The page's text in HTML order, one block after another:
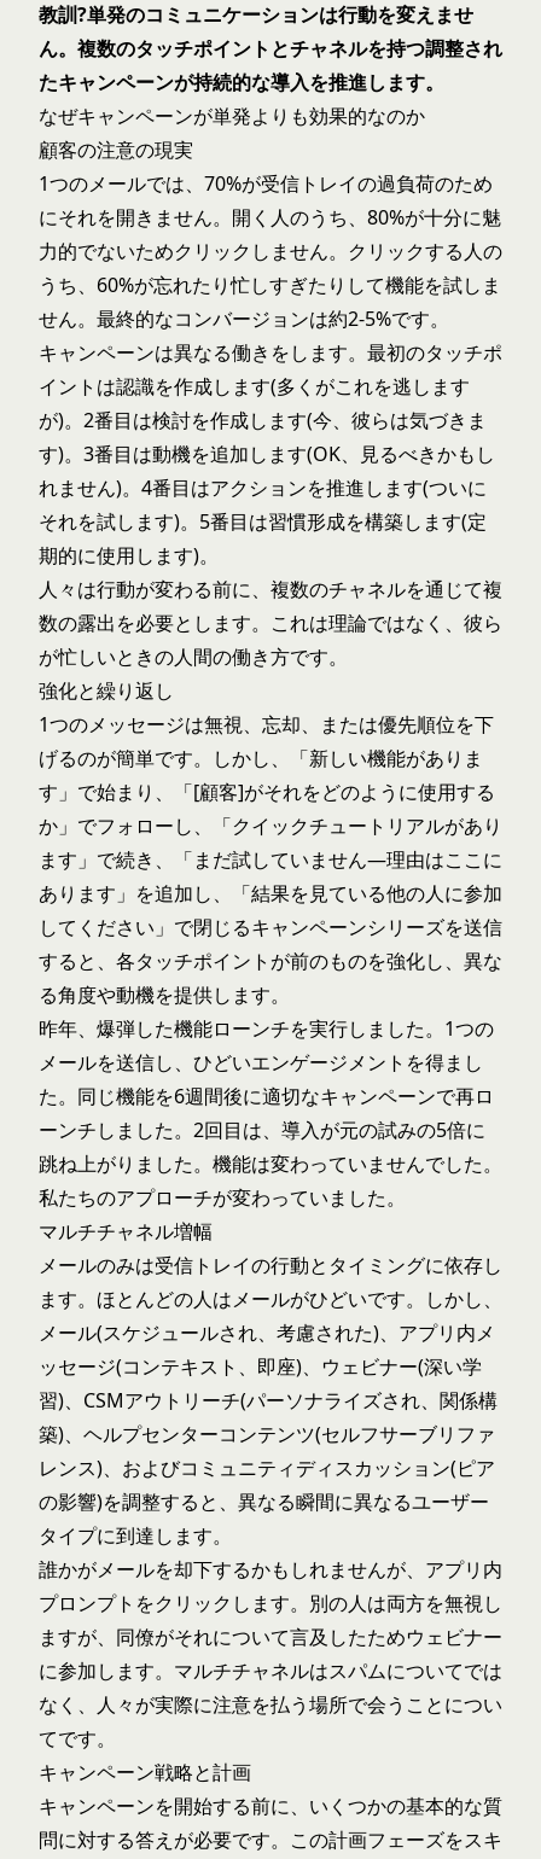
教訓?単発のコミュニケーションは行動を変えませ
ん。複数のタッチポイントとチャネルを持つ調整され
たキャンペーンが持続的な導入を推進します。
なぜキャンペーンが単発よりも効果的なのか
顧客の注意の現実
1つのメールでは、70%が受信トレイの過負荷のため
にそれを開きません。開く人のうち、80%が十分に魅
力的でないためクリックしません。クリックする人の
うち、60%が忘れたり忙しすぎたりして機能を試しま
せん。最終的なコンバージョンは約2-5%です。
キャンペーンは異なる働きをします。最初のタッチポ
イントは認識を作成します(多くがこれを逃します
が)。2番目は検討を作成します(今、彼らは気づきま
す)。3番目は動機を追加します(OK、見るべきかもし
れません)。4番目はアクションを推進します(ついに
それを試します)。5番目は習慣形成を構築します(定
期的に使用します)。
人々は行動が変わる前に、複数のチャネルを通じて複
数の露出を必要とします。これは理論ではなく、彼ら
が忙しいときの人間の働き方です。
強化と繰り返し
1つのメッセージは無視、忘却、または優先順位を下
げるのが簡単です。しかし、「新しい機能がありま
す」で始まり、「[顧客]がそれをどのように使用する
か」でフォローし、「クイックチュートリアルがあり
ます」で続き、「まだ試していません—理由はここに
あります」を追加し、「結果を見ている他の人に参加
してください」で閉じるキャンペーンシリーズを送信
すると、各タッチポイントが前のものを強化し、異な
る角度や動機を提供します。
昨年、爆弾した機能ローンチを実行しました。1つの
メールを送信し、ひどいエンゲージメントを得まし
た。同じ機能を6週間後に適切なキャンペーンで再ロ
ーンチしました。2回目は、導入が元の試みの5倍に
跳ね上がりました。機能は変わっていませんでした。
私たちのアプローチが変わっていました。
マルチチャネル増幅
メールのみは受信トレイの行動とタイミングに依存し
ます。ほとんどの人はメールがひどいです。しかし、
メール(スケジュールされ、考慮された)、アプリ内メ
ッセージ(コンテキスト、即座)、ウェビナー(深い学
習)、CSMアウトリーチ(パーソナライズされ、関係構
築)、ヘルプセンターコンテンツ(セルフサーブリファ
レンス)、およびコミュニティディスカッション(ピア
の影響)を調整すると、異なる瞬間に異なるユーザー
タイプに到達します。
誰かがメールを却下するかもしれませんが、アプリ内
プロンプトをクリックします。別の人は両方を無視し
ますが、同僚がそれについて言及したためウェビナー
に参加します。マルチチャネルはスパムについてでは
なく、人々が実際に注意を払う場所で会うことについ
てです。
キャンペーン戦略と計画
キャンペーンを開始する前に、いくつかの基本的な質
問に対する答えが必要です。この計画フェーズをスキ